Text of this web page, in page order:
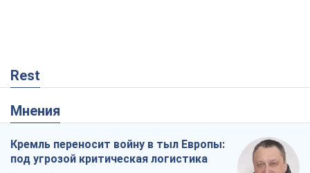
Rest
Мнения
Кремль переносит войну в тыл Европы:
под угрозой критическая логистика